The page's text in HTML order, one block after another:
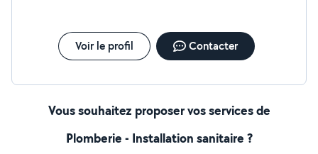
Voir le profil Contacter
Vous souhaitez proposer vos services de
Plomberie - Installation sanitaire ?